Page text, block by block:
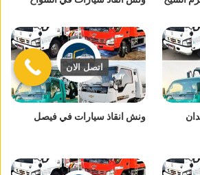
ونش انقاذ سيارات في فيصل
اتصل الان